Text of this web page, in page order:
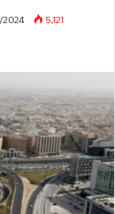
2024
5,121